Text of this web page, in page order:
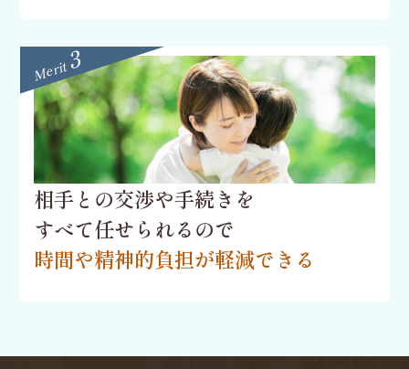
Merit3
相手との交渉や手続きを
すべて任せられるので
時間や精神的負担が軽減できる